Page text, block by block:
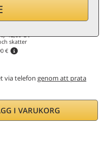
ℓ)12,80€/ℓ
skatter
€
via telefon genom att prata
I VARUKORG